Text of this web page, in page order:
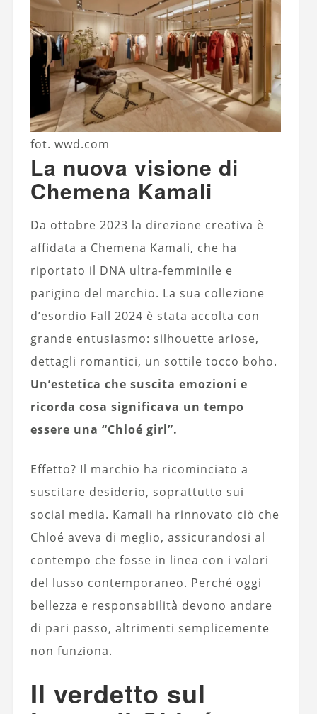
fot. wwd.com
La nuova visione di
Chemena Kamali
Da ottobre 2023 la direzione creativa è
affidata a Chemena Kamali, che ha
riportato il DNA ultra-femminile e
parigino del marchio. La sua collezione
d’esordio Fall 2024 è stata accolta con
grande entusiasmo: silhouette ariose,
dettagli romantici, un sottile tocco boho.
Un’estetica che suscita emozioni e
ricorda cosa significava un tempo
essere una “Chloé girl”.
Effetto? Il marchio ha ricominciato a
suscitare desiderio, soprattutto sui
social media. Kamali ha rinnovato ciò che
Chloé aveva di meglio, assicurandosi al
contempo che fosse in linea con i valori
del lusso contemporaneo. Perché oggi
bellezza e responsabilità devono andare
di pari passo, altrimenti semplicemente
non funziona.
Il verdetto sul